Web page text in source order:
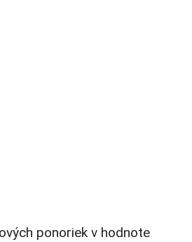
ponoriek v hodnote